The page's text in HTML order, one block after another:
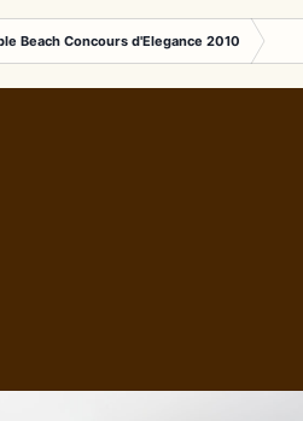
Beach Concours d'Elegance 2010